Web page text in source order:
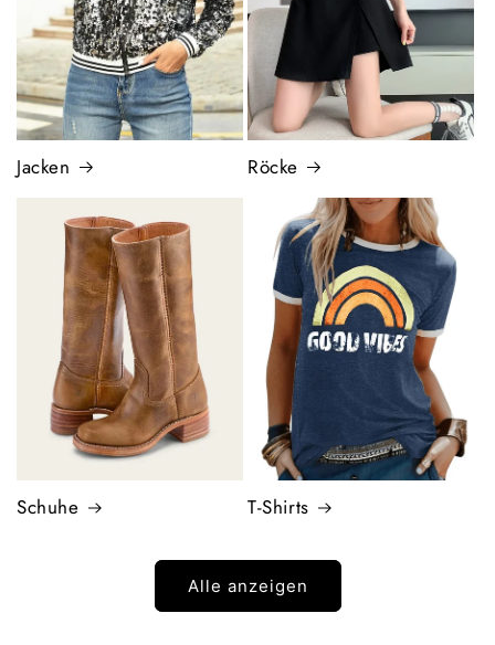
Jacken Röcke
Schuhe T-Shirts
Alle anzeigen